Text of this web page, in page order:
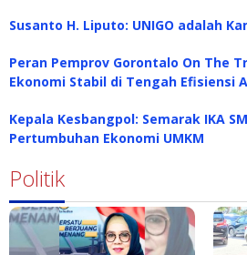
Susanto H. Liputo: UNIGO adalah
Peran Pemprov Gorontalo On The
Ekonomi Stabil di Tengah Efisiensi
Kepala Kesbangpol: Semarak IKA
Pertumbuhan Ekonomi UMKM
Politik